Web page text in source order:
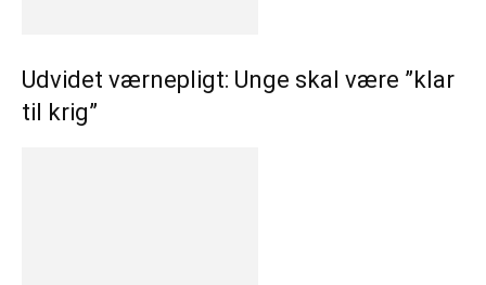
Udvidet værnepligt: Unge skal være ”klar
til krig”